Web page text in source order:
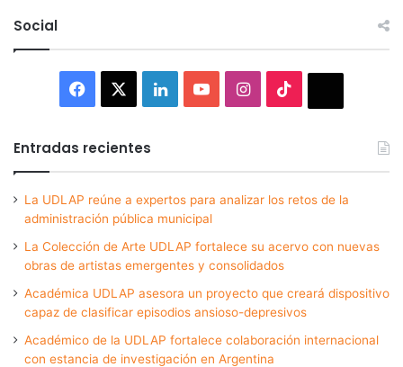
Social
Facebook LinkedInYouTubeInstagram
Entradas recientes
La UDLAP reúne a expertos para analizar los retos de la
administración pública municipal
La Colección de Arte UDLAP fortalece su acervo con nuevas
obras de artistas emergentes y consolidados
Académica UDLAP asesora un proyecto que creará dispositivo
capaz de clasificar episodios ansioso-depresivos
Académico de la UDLAP fortalece colaboración internacional
con estancia de investigación en Argentina